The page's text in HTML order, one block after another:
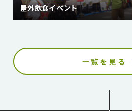
屋外飲食イベント
一覧を見る